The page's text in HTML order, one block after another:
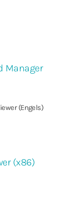
Manager
(Engels)
(x86)